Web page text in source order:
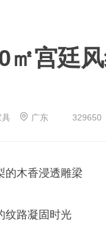
㎡宫廷
广东 329650
的木香浸透雕梁
纹路凝固时光